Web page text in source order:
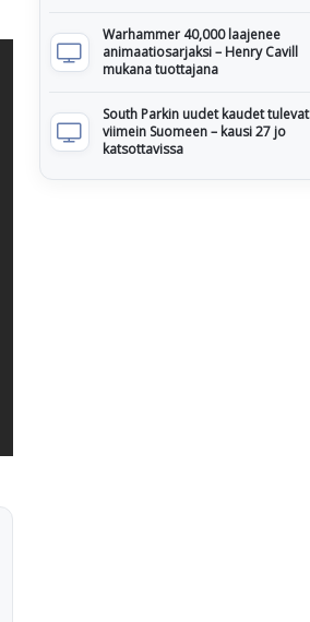
Warhammer 40,000 laajenee
animaatiosarjaksi – Henry Cavill
mukana tuottajana
South Parkin uudet kaudet tulevat
viimein Suomeen – kausi 27 jo
katsottavissa